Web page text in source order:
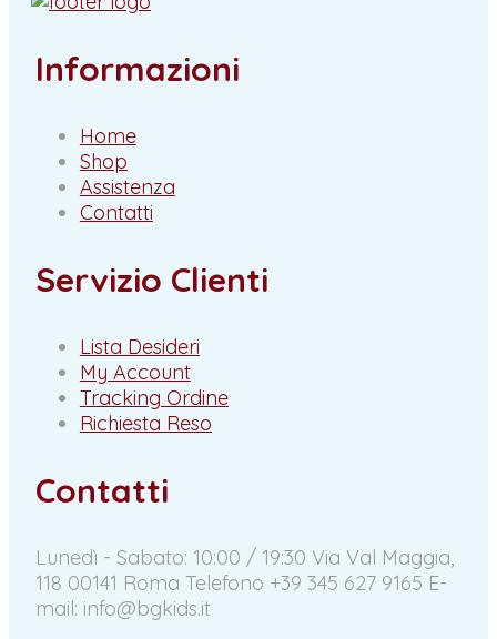
Informazioni
Home
Shop
Assistenza
Contatti
Servizio Clienti
Lista Desideri
My Account
Tracking Ordine
Richiesta Reso
Contatti
Lunedì - Sabato: 10:00 / 19:30 Via Val Maggia,
118 00141 Roma Telefono +39 345 627 9165 E-
mail: info@bgkids.it